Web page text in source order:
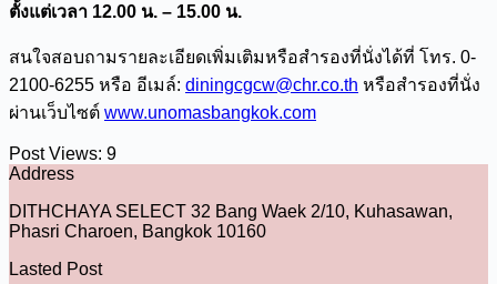
ตั้งแต่เวลา 12.00 น. – 15.00 น.
สนใจสอบถามรายละเอียดเพิ่มเติมหรือสำรองที่นั่งได้ที่ โทร. 0-
2100-6255 หรือ อีเมล์: diningcgcw@chr.co.th หรือสำรองที่นั่ง
ผ่านเว็บไซต์ www.unomasbangkok.com
Post Views: 9
Address
DITHCHAYA SELECT 32 Bang Waek 2/10, Kuhasawan,
Phasri Charoen, Bangkok 10160
Lasted Post